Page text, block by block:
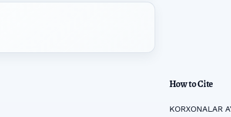
How to Cite
KORXONALAR